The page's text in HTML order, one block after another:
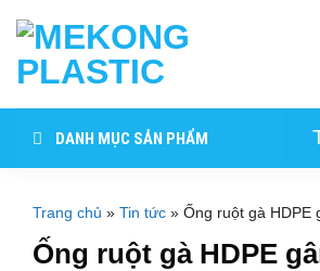
content
DANH MỤC SẢN PHẨM
Trang chủ » Tin tức » Ống ruột gà HDPE
Ống ruột gà HDPE